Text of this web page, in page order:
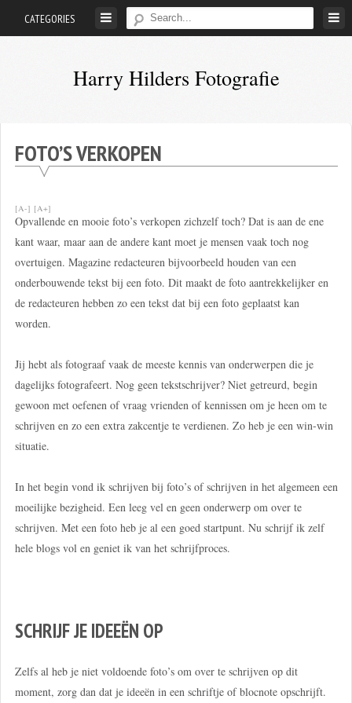
CATEGORIES
Harry Hilders Fotografie
Hilders
FOTO’S VERKOPEN
[A-] [A+]
Opvallende en mooie foto’s verkopen zichzelf toch? Dat is aan de ene
kant waar, maar aan de andere kant moet je mensen vaak toch nog
overtuigen. Magazine redacteuren bijvoorbeeld houden van een
onderbouwende tekst bij een foto. Dit maakt de foto aantrekkelijker en
de redacteuren hebben zo een tekst dat bij een foto geplaatst kan
worden.
Jij hebt als fotograaf vaak de meeste kennis van onderwerpen die je
dagelijks fotografeert. Nog geen tekstschrijver? Niet getreurd, begin
gewoon met oefenen of vraag vrienden of kennissen om je heen om te
schrijven en zo een extra zakcentje te verdienen. Zo heb je een win-win
situatie.
In het begin vond ik schrijven bij foto’s of schrijven in het algemeen een
moeilijke bezigheid. Een leeg vel en geen onderwerp om over te
schrijven. Met een foto heb je al een goed startpunt. Nu schrijf ik zelf
hele blogs vol en geniet ik van het schrijfproces.
SCHRIJF JE IDEEËN OP
Zelfs al heb je niet voldoende foto’s om over te schrijven op dit
moment, zorg dan dat je ideeën in een schriftje of blocnote opschrijft.